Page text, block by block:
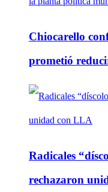
Chiocarello
prometió
Radicales
rechazaron